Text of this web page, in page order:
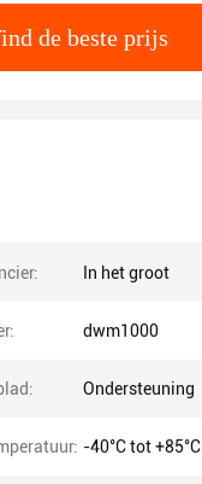
de beste prijs
In het groot
dwm1000
Ondersteuning
-40°C tot +85°C